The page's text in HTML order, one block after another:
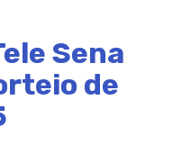
Sena
de